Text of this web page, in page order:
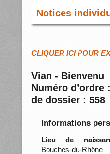
Notices
CLIQUER ICI POUR
Vian - Bienvenu
Numéro d’ordre
de dossier : 558
Informations
Lieu de
Bouches-du-Rhône